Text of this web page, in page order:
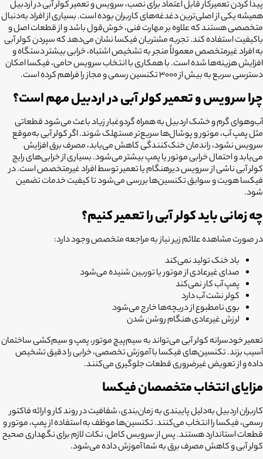
پیدا کردن تعمیرکار قابل اعتماد برای نصب، سرویس و تعمیر کولر آبی در اردبیل
همیشه یکی از اصلی‌ترین دغدغه‌های کاربران بوده است. بسیاری از افراد به‌دنبال
متخصصی هستند که علاوه بر مهارت فنی، خوش‌قول باشد و از قطعات اصل و
باکیفیت استفاده کند. تجربه مشتریان فیکسا نشان می‌دهد که سپردن کولر آبی
به افراد غیرمتخصص معمولاً منجر به تشخیص اشتباه، خرابی بیشتر دستگاه و
افزایش هزینه‌ها شده است. با همکاری با انتخاب سرویس حامی، فیکسا امکان
دسترسی سریع به بیش از ۳۰۰۰ تکنسین رسمی و مجاز را فراهم کرده است.
چرا سرویس و تعمیر کولر آبی در اردبیل مهم است؟
آب‌وهوای گرم و خشک اردبیل به همراه گردوغبار زیاد باعث می‌شود قطعاتی
مثل پمپ آب، موتور و پوشال‌ها سریع‌تر مستهلک شوند. اگر کولر آبی به‌موقع
سرویس نشود، راندمان خنک‌کنندگی کاهش می‌یابد، مصرف برق افزایش
می‌یابد و احتمال خرابی موتور یا پمپ بیشتر می‌شود. بسیاری از خرابی‌های رایج
کولر آبی ناشی از سرویس دیرهنگام یا تعمیر توسط افراد غیرمتخصص است. در
فیکسا هویت و سوابق تکنسین‌ها بررسی می‌شود تا کیفیت خدمات تضمین
شود.
چه زمانی باید کولر آبی را تعمیر کنیم؟
در صورت مشاهده علائم زیر نیاز به مراجعه متخصص وجود دارد:
باد خنک تولید نمی‌کند
صدای غیرعادی از موتور یا توربین شنیده می‌شود
پمپ آب کار نمی‌کند
کولر نشت آب دارد
بوی نامطبوع از دریچه‌ها خارج می‌شود
لرزش غیرعادی هنگام روشن شدن
تعمیر خودسرانه کولر آبی می‌تواند به سیم‌پیچ موتور، پمپ و سیم‌کشی ساختمان
آسیب بزند. تکنسین‌های فیکسا با آموزش تخصصی، خرابی را دقیق تشخیص
داده و از تعویض غیرضروری قطعات جلوگیری می‌کنند.
مزایای انتخاب متخصصان فیکسا
کاربران اردبیل به‌دلیل پایبندی به زمان‌بندی، شفافیت در روند کار و ارائه فاکتور
رسمی، فیکسا را انتخاب می‌کنند. تکنسین‌ها موظف به استفاده از پمپ، موتور و
قطعات استاندارد هستند. پس از سرویس کامل، نکات لازم برای نگهداری صحیح
کولر آبی و کاهش مصرف برق به شما آموزش داده می‌شود.